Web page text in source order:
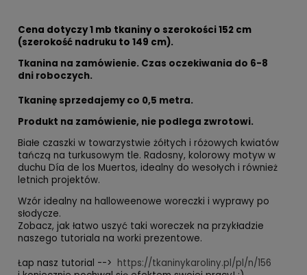
Cena dotyczy 1 mb tkaniny o szerokości 152 cm
(szerokość nadruku to 149 cm).
Tkanina na zamówienie. Czas oczekiwania do 6-8
dni roboczych.
Tkaninę sprzedajemy co 0,5 metra.
Produkt na zamówienie, nie podlega zwrotowi.
Białe czaszki w towarzystwie żółtych i różowych kwiatów
tańczą na turkusowym tle. Radosny, kolorowy motyw w
duchu Día de los Muertos, idealny do wesołych i również
letnich projektów.
Wzór idealny na halloweenowe woreczki i wyprawy po
słodycze.
Zobacz, jak łatwo uszyć taki woreczek na przykładzie
naszego tutoriala na worki prezentowe.
Łap nasz tutorial --> https://tkaninykaroliny.pl/pl/n/156